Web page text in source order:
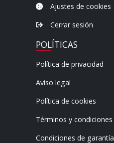
Ajustes de cookies
Cerrar sesión
POLÍTICAS
Política de privacidad
Aviso legal
Política de cookies
Términos y condiciones
Condiciones de garantía